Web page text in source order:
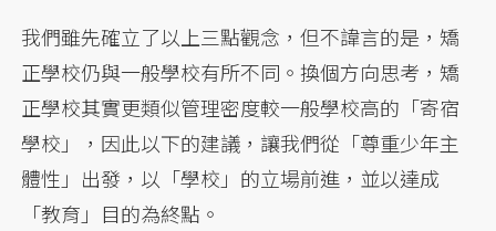
我們雖先確立了以上三點觀念，但不諱言的是，矯
正學校仍與一般學校有所不同。換個方向思考，矯
正學校其實更類似管理密度較一般學校高的「寄宿
學校」，因此以下的建議，讓我們從「尊重少年主
體性」出發，以「學校」的立場前進，並以達成
「教育」目的為終點。